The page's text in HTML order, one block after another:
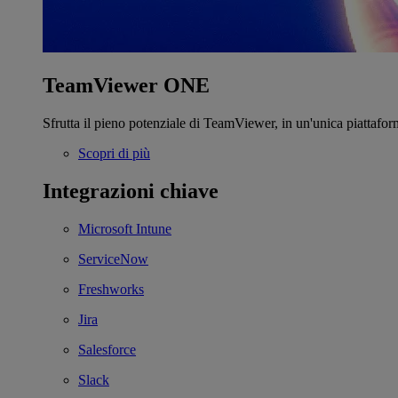
TeamViewer ONE
Sfrutta il pieno potenziale di TeamViewer, in un'unica
Scopri di più
Integrazioni chiave
Microsoft Intune
ServiceNow
Freshworks
Jira
Salesforce
Slack